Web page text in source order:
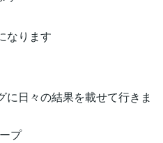
なります
日々の結果を載せて行きま
プ